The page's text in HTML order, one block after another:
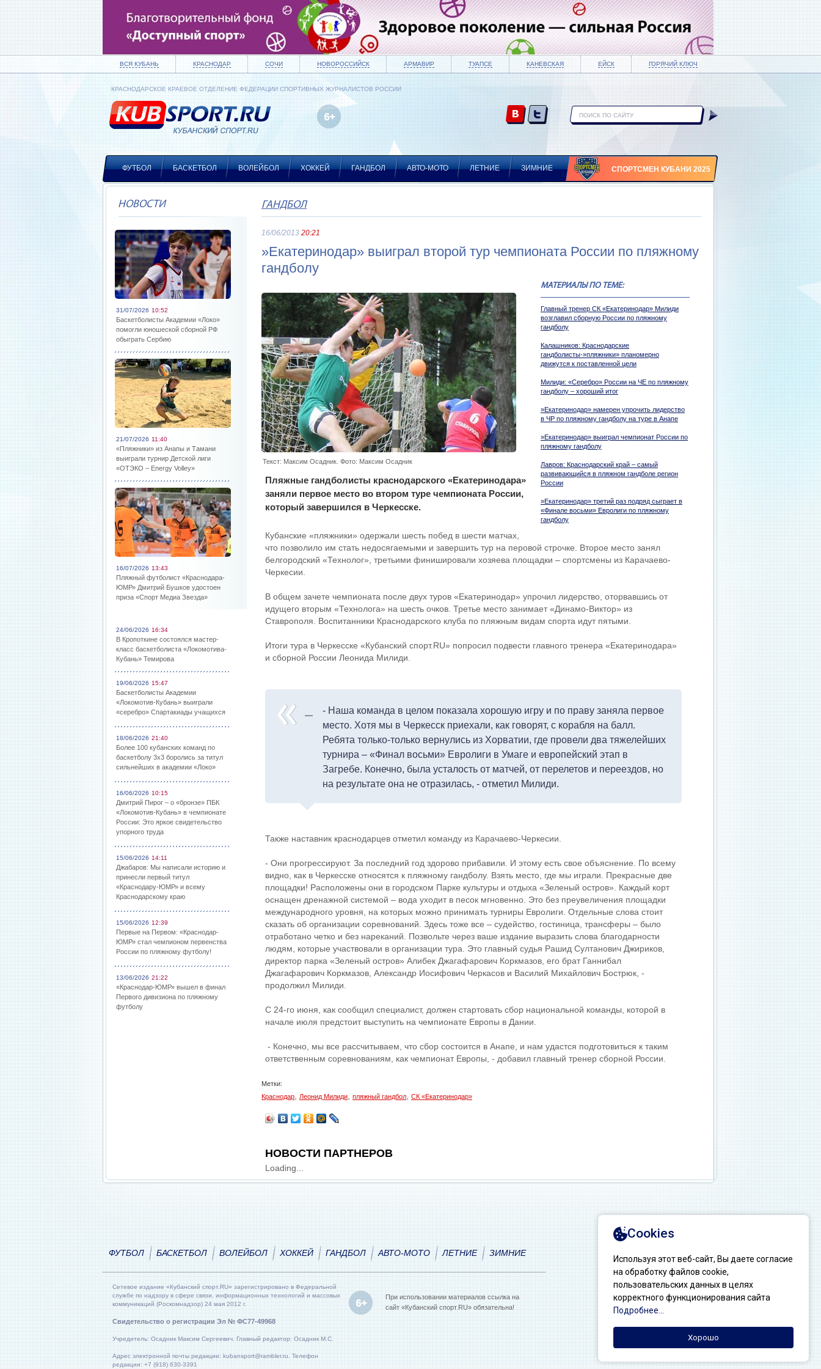
ВСЯ КУБАНЬ КРАСНОДАР СОЧИ НОВОРОССИЙСК АРМАВИР ТУАПСЕ КАНЕВСКАЯ ЕЙСК ГОРЯЧИЙ КЛЮЧ
КРАСНОДАРСКОЕ КРАЕВОЕ ОТДЕЛЕНИЕ ФЕДЕРАЦИИ СПОРТИВНЫХ ЖУРНАЛИСТОВ РОССИИ
ФУТБОЛ БАСКЕТБОЛ ВОЛЕЙБОЛ ХОККЕЙ ГАНДБОЛ АВТО-МОТО ЛЕТНИЕ ЗИМНИЕ СПОРТСМЕН КУБАНИ 2025
НОВОСТИ
31/07/2026 10:52
Баскетболисты Академии «Локо»
помогли юношеской сборной РФ
обыграть Сербию
21/07/2026 11:40
«Пляжники» из Анапы и Тамани
выиграли турнир Детской лиги
«ОТЭКО – Energy Volley»
16/07/2026 13:43
Пляжный футболист «Краснодара-
ЮМР» Дмитрий Бушков удостоен
приза «Спорт Медиа Звезда»
24/06/2026 16:34
В Кропоткине состоялся мастер-
класс баскетболиста «Локомотива-
Кубань» Темирова
19/06/2026 15:47
Баскетболисты Академии
«Локомотив-Кубань» выиграли
«серебро» Спартакиады учащихся
18/06/2026 21:40
Более 100 кубанских команд по
баскетболу 3х3 боролись за титул
сильнейших в академии «Локо»
16/06/2026 10:15
Дмитрий Пирог – о «бронзе» ПБК
«Локомотив-Кубань» в чемпионате
России: Это яркое свидетельство
упорного труда
15/06/2026 14:11
Джабаров: Мы написали историю и
принесли первый титул
«Краснодару-ЮМР» и всему
Краснодарскому краю
15/06/2026 12:39
Первые на Первом: «Краснодар-
ЮМР» стал чемпионом первенства
России по пляжному футболу!
13/06/2026 21:22
«Краснодар-ЮМР» вышел в финал
Первого дивизиона по пляжному
футболу
ГАНДБОЛ
16/06/2013 20:21
»Екатеринодар» выиграл второй тур чемпионата России по пляжному
гандболу
МАТЕРИАЛЫ ПО ТЕМЕ:
Главный тренер СК «Екатеринодар» Милиди
возглавил сборную России по пляжному
гандболу
Калашников: Краснодарские
гандболисты-»пляжники» планомерно
движутся к поставленной цели
Милиди: «Серебро» России на ЧЕ по пляжному
гандболу – хороший итог
»Екатеринодар» намерен упрочить лидерство
в ЧР по пляжному гандболу на туре в Анапе
»Екатеринодар» выиграл чемпионат России по
пляжному гандболу
Лавров: Краснодарский край – самый
развивающийся в пляжном гандболе регион
России
»Екатеринодар» третий раз подряд сыграет в
«Финале восьми» Евролиги по пляжному
гандболу
Текст: Максим Осадник. Фото: Максим Осадник
Пляжные гандболисты краснодарского «Екатеринодара»
заняли первое место во втором туре чемпионата России,
который завершился в Черкесске.
Кубанские «пляжники» одержали шесть побед в шести матчах,
что позволило им стать недосягаемыми и завершить тур на перовой строчке. Второе место занял
белгородский «Технолог», третьими финишировали хозяева площадки – спортсмены из Карачаево-
Черкесии.
В общем зачете чемпионата после двух туров «Екатеринодар» упрочил лидерство, оторвавшись от
идущего вторым «Технолога» на шесть очков. Третье место занимает «Динамо-Виктор» из
Ставрополя. Воспитанники Краснодарского клуба по пляжным видам спорта идут пятыми.
Итоги тура в Черкесске «Кубанский спорт.RU» попросил подвести главного тренера «Екатеринодара»
и сборной России Леонида Милиди.
- Наша команда в целом показала хорошую игру и по праву заняла первое
место. Хотя мы в Черкесск приехали, как говорят, с корабля на балл.
Ребята только-только вернулись из Хорватии, где провели два тяжелейших
турнира – «Финал восьми» Евролиги в Умаге и европейский этап в
Загребе. Конечно, была усталость от матчей, от перелетов и переездов, но
на результате она не отразилась, - отметил Милиди.
Также наставник краснодарцев отметил команду из Карачаево-Черкесии.
- Они прогрессируют. За последний год здорово прибавили. И этому есть свое объяснение. По всему
видно, как в Черкесске относятся к пляжному гандболу. Взять место, где мы играли. Прекрасные две
площадки! Расположены они в городском Парке культуры и отдыха «Зеленый остров». Каждый корт
оснащен дренажной системой – вода уходит в песок мгновенно. Это без преувеличения площадки
международного уровня, на которых можно принимать турниры Евролиги. Отдельные слова стоит
сказать об организации соревнований. Здесь тоже все – судейство, гостиница, трансферы – было
отработано четко и без нареканий. Позвольте через ваше издание выразить слова благодарности
людям, которые участвовали в организации тура. Это главный судья Рашид Султанович Джириков,
директор парка «Зеленый остров» Алибек Джагафарович Коркмазов, его брат Ганнибал
Джагафарович Коркмазов, Александр Иосифович Черкасов и Василий Михайлович Бострюк, -
продолжил Милиди.
С 24-го июня, как сообщил специалист, должен стартовать сбор национальной команды, которой в
начале июля предстоит выступить на чемпионате Европы в Дании.
- Конечно, мы все рассчитываем, что сбор состоится в Анапе, и нам удастся подготовиться к таким
ответственным соревнованиям, как чемпионат Европы, - добавил главный тренер сборной России.
Метки:
Краснодар
Леонид Милиди пляжный гандбол СК «Екатеринодар»
НОВОСТИ ПАРТНЕРОВ
Loading...
ФУТБОЛ БАСКЕТБОЛ ВОЛЕЙБОЛ ХОККЕЙ ГАНДБОЛ АВТО-МОТО ЛЕТНИЕ ЗИМНИЕ
Сетевое издание «Кубанский спорт.RU» зарегистрировано в Федеральной
службе по надзору в сфере связи, информационных технологий и массовых
коммуникаций (Роскомнадзор) 24 мая 2012 г.
Свидетельство о регистрации Эл № ФС77-49968
Учредитель: Осадник Максим Сергеевич. Главный редактор: Осадник М.С.
Адрес электронной почты редакции: kubansport@rambler.ru. Телефон
редакции: +7 (918) 630-3391
При использовании материалов ссылка на
сайт «Кубанский спорт.RU» обязательна!